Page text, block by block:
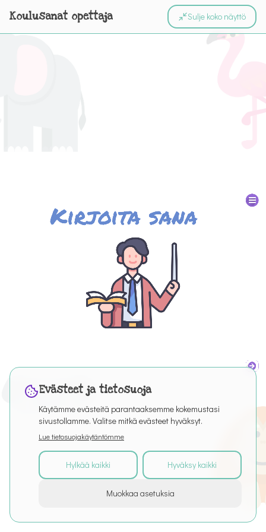
Koulusanat opettaja Sulje koko näyttö
Kaikki oikeudet pidätetään
ArtikkelitPuro EditorTietosuoja
Evästeet ja tietosuoja
Käytämme evästeitä parantaaksemme kokemustasi
sivustollamme. Valitse mitkä evästeet hyväksyt.
Lue tietosuojakäytäntömme
Hylkää kaikki Hyväksy kaikki
Muokkaa asetuksia